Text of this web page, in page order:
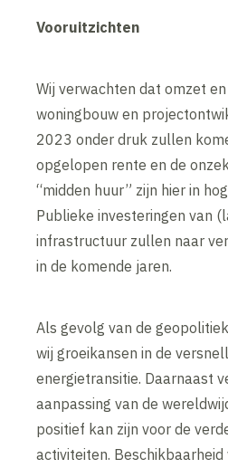
Vooruitzichten
Wij verwachten dat omzet
woningbouw en
2023 onder druk zullen
opgelopen rente en de
“midden huur” zijn hier in
Publieke investeringen van
infrastructuur zullen naar
in de komende jaren.
Als gevolg van de
wij groeikansen in de
energietransitie. Daarnaast
aanpassing van de
positief kan zijn voor de
activiteiten.